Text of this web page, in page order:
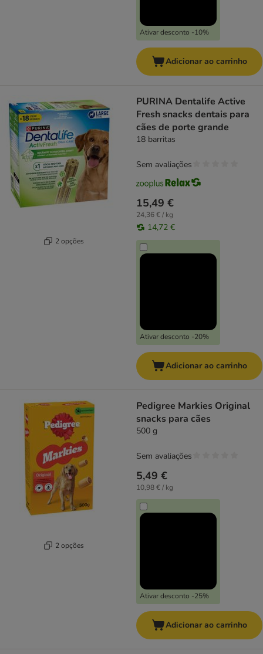
Ativar desconto -10%
Adicionar ao carrinho
2 opções
PURINA Dentalife Active
Fresh snacks dentais para
cães de porte grande
18 barritas
15,49 €
24,36 € / kg
14,72 €
Ativar desconto -20%
Sem avaliações
Adicionar ao carrinho
2 opções
Pedigree Markies Original
snacks para cães
500 g
5,49 €
10,98 € / kg
Ativar desconto -25%
Sem avaliações
Adicionar ao carrinho